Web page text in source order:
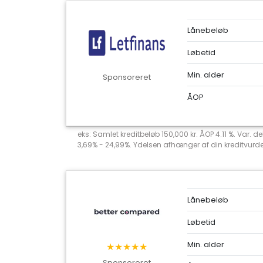
Sponsoreret
Lånebeløb
Løbetid
Min. alder
ÅOP
eks: Samlet kreditbeløb 150,000 kr. ÅOP 4.11 %.
3,69% - 24,99%. Ydelsen afhænger af din
★★★★★
Lånebeløb
Løbetid
Min. alder